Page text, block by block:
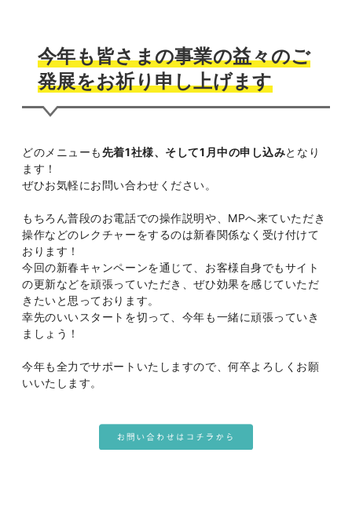
今年も皆さまの事業の益々のご
発展をお祈り申し上げます
どのメニューも先着1社様、そして1月中の申し込みとなり
ます！
ぜひお気軽にお問い合わせください。
もちろん普段のお電話での操作説明や、MPへ来ていただき
操作などのレクチャーをするのは新春関係なく受け付けて
おります！
今回の新春キャンペーンを通じて、お客様自身でもサイト
の更新などを頑張っていただき、ぜひ効果を感じていただ
きたいと思っております。
幸先のいいスタートを切って、今年も一緒に頑張っていき
ましょう！
今年も全力でサポートいたしますので、何卒よろしくお願
いいたします。